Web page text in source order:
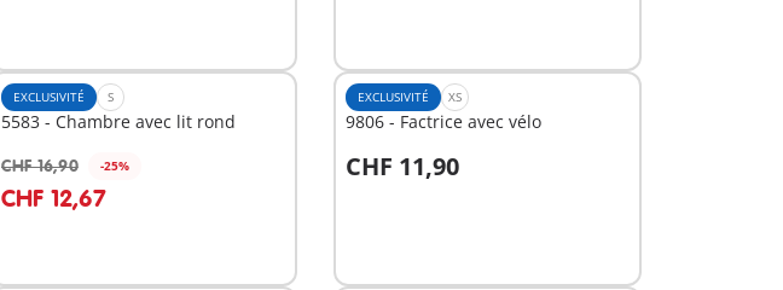
EXCLUSIVITÉ S
5583 - Chambre avec lit rond
CHF 16,90 -25%
CHF 12,67
EXCLUSIVITÉ XS
9806 - Factrice avec vélo
CHF 11,90
Au panier